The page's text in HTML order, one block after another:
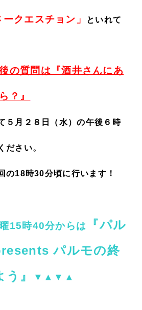
ークエスチョン」 といれて
の質問は 『酒井さんにあ
？ 』
５月２８日（水）の午後６時
ださい。
の18時30分頃に行います！
時40分からは
『パル
パルモの終
』
▼▲▼▲